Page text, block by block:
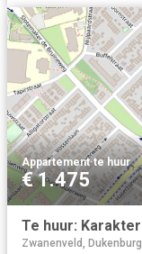
Appartement·te huur
€ 1.475
Zwanenveld, Dukenburg